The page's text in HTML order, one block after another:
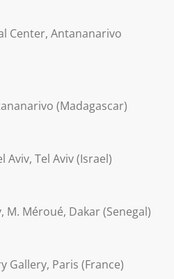
Center, Antananarivo
(Madagascar)
Aviv, Tel Aviv (Israel)
M. Méroué, Dakar (Senegal)
Gallery, Paris (France)